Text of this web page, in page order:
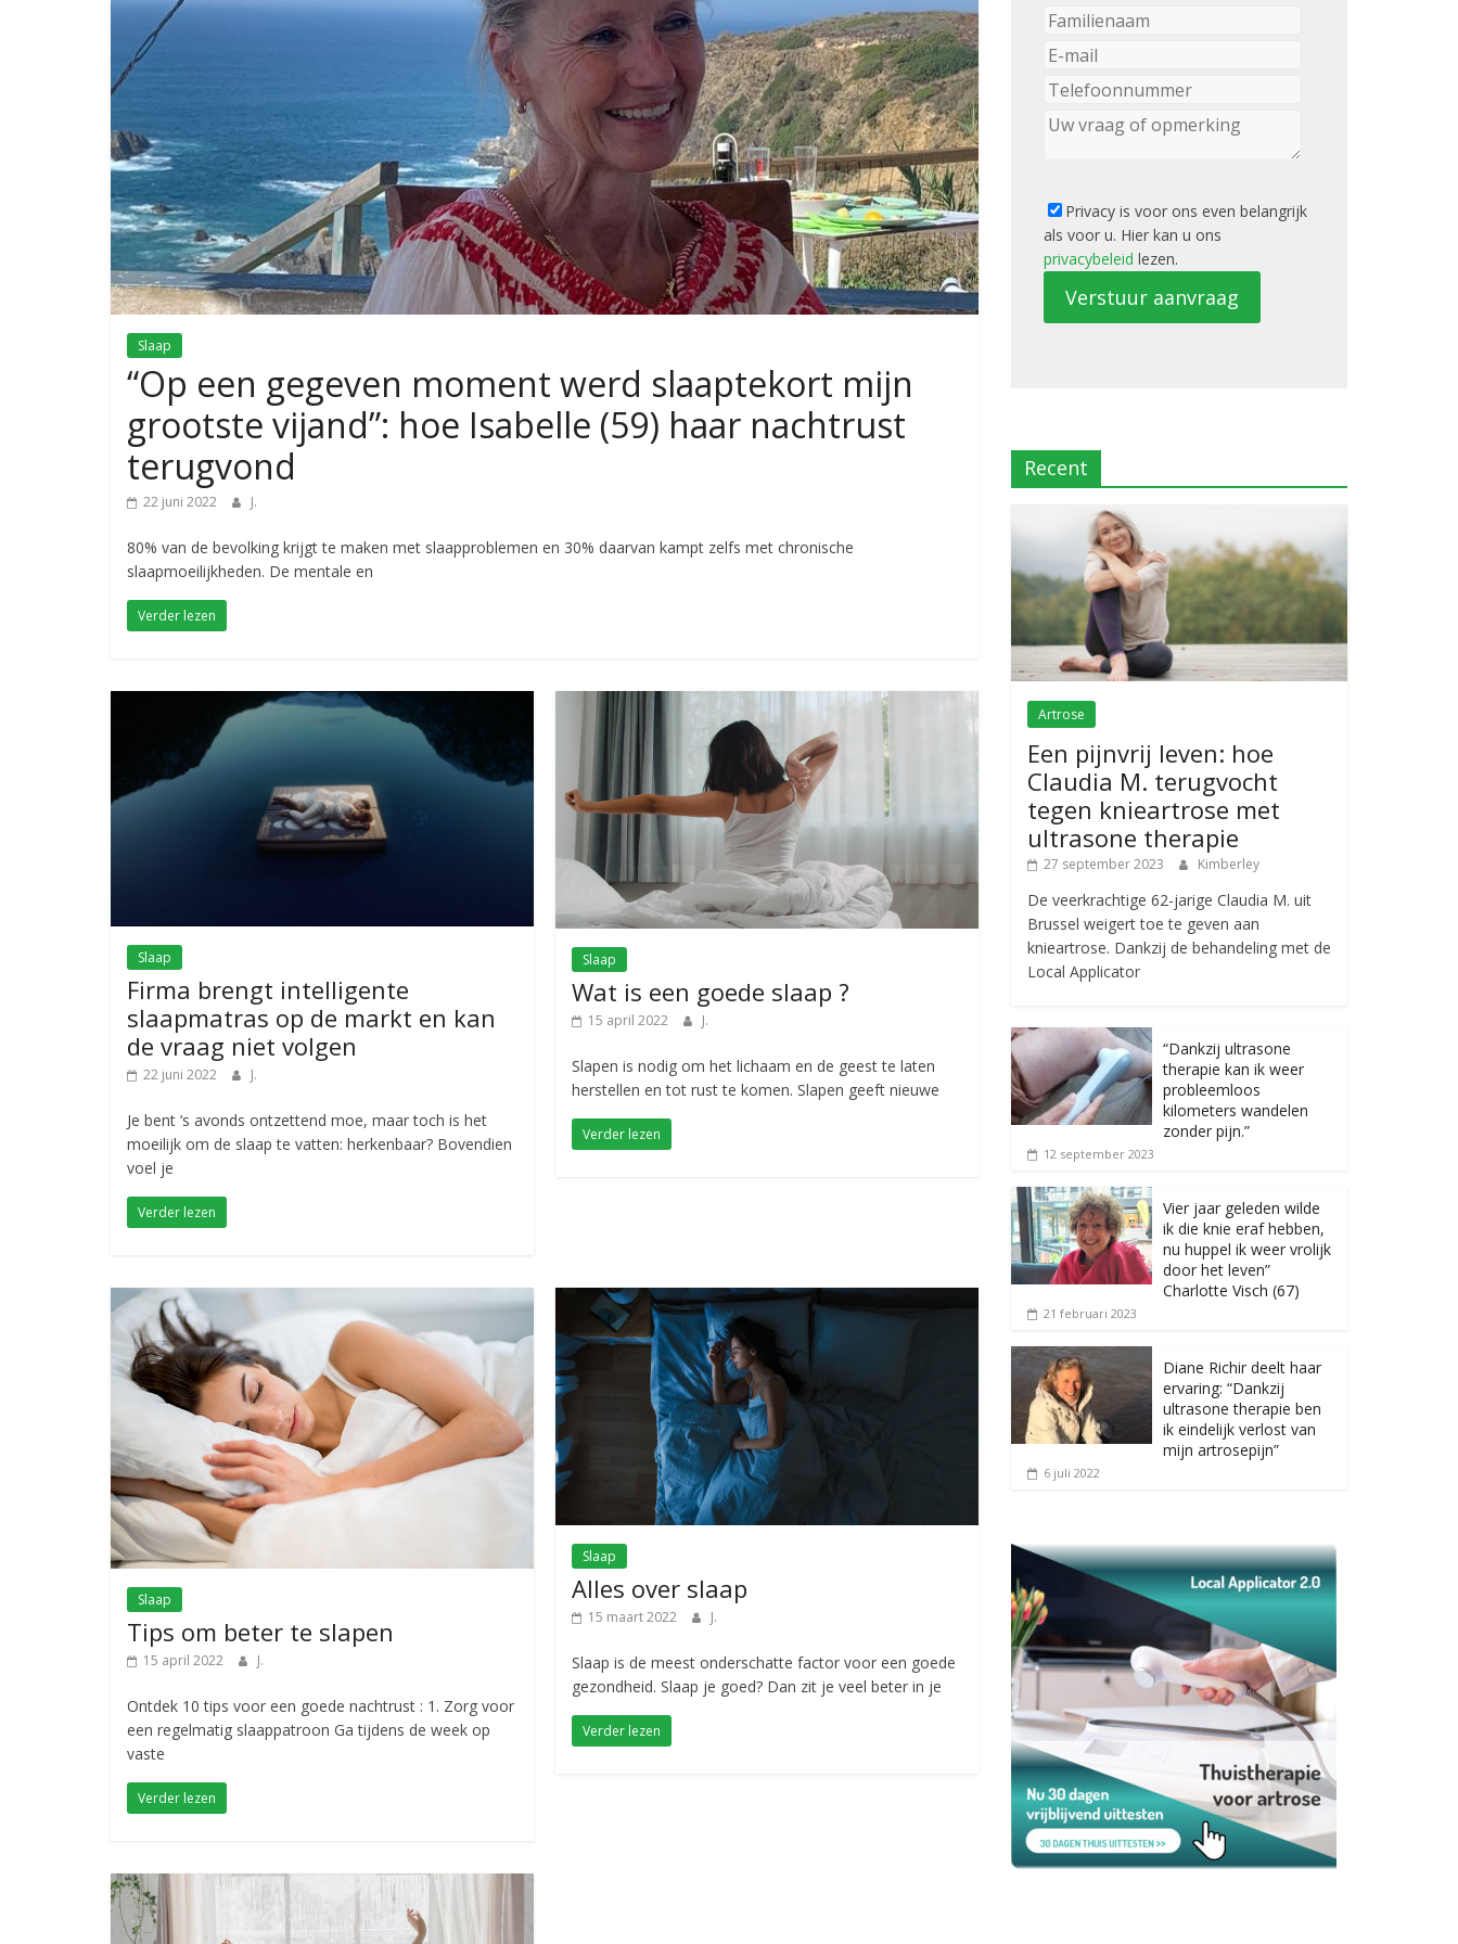
Slaap
“Op een gegeven moment werd slaaptekort mijn
grootste vijand”: hoe Isabelle (59) haar nachtrust
terugvond
22 juni 2022 J.
80% van de bevolking krijgt te maken met slaapproblemen en 30% daarvan kampt zelfs met chronische
slaapmoeilijkheden. De mentale en
Verder lezen
Slaap
Firma brengt intelligente
slaapmatras op de markt en kan
de vraag niet volgen
22 juni 2022 J.
Je bent ‘s avonds ontzettend moe, maar toch is het
moeilijk om de slaap te vatten: herkenbaar? Bovendien
voel je
Verder lezen
Slaap
Wat is een goede slaap ?
15 april 2022 J.
Slapen is nodig om het lichaam en de geest te laten
herstellen en tot rust te komen. Slapen geeft nieuwe
Verder lezen
Slaap
Tips om beter te slapen
15 april 2022 J.
Ontdek 10 tips voor een goede nachtrust : 1. Zorg voor
een regelmatig slaappatroon Ga tijdens de week op
vaste
Verder lezen
Slaap
Alles over slaap
15 maart 2022 J.
Slaap is de meest onderschatte factor voor een goede
gezondheid. Slaap je goed? Dan zit je veel beter in je
Verder lezen
Privacy is voor ons even belangrijk
als voor u. Hier kan u ons
privacybeleid lezen.
Verstuur aanvraag
Recent
Artrose
Een pijnvrij leven: hoe
Claudia M. terugvocht
tegen knieartrose met
ultrasone therapie
27 september 2023 Kimberley
De veerkrachtige 62-jarige Claudia M. uit
Brussel weigert toe te geven aan
knieartrose. Dankzij de behandeling met de
Local Applicator
“Dankzij ultrasone
therapie kan ik weer
probleemloos
kilometers wandelen
zonder pijn.”
12 september 2023
Vier jaar geleden wilde
ik die knie eraf hebben,
nu huppel ik weer vrolijk
door het leven”
Charlotte Visch (67)
21 februari 2023
Diane Richir deelt haar
ervaring: “Dankzij
ultrasone therapie ben
ik eindelijk verlost van
mijn artrosepijn”
6 juli 2022